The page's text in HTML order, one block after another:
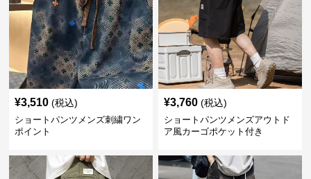
¥3,510 (税込)
ショートパンツメンズ刺繍ワン
ポイント
¥3,760 (税込)
ショートパンツメンズアウトド
ア風カーゴポケット付き